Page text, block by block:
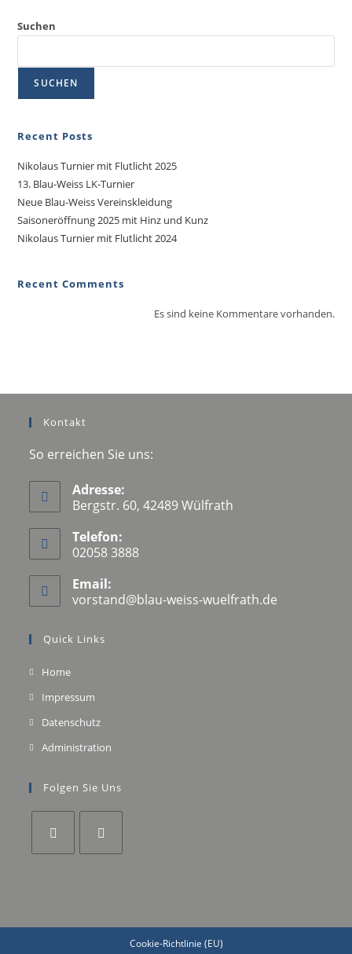
Suchen
SUCHEN
Recent Posts
Nikolaus Turnier mit Flutlicht 2025
13. Blau-Weiss LK-Turnier
Neue Blau-Weiss Vereinskleidung
Saisoneröffnung 2025 mit Hinz und Kunz
Nikolaus Turnier mit Flutlicht 2024
Recent Comments
Es sind keine Kommentare vorhanden.
Kontakt
So erreichen Sie uns:
Adresse:
Bergstr. 60, 42489 Wülfrath
Telefon:
02058 3888
Email:
vorstand@blau-weiss-wuelfrath.de
Quick Links
Home
Impressum
Datenschutz
Administration
Folgen Sie Uns
Cookie-Richtlinie (EU)